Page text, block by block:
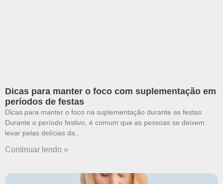
Dicas para manter o foco com suplementação em
períodos de festas
Dicas para manter o foco na suplementação durante as festas
Durante o período festivo, é comum que as pessoas se deixem
levar pelas delícias da
Continuar lendo »